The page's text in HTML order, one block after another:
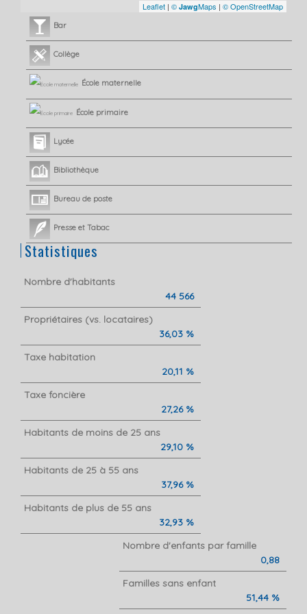
Leaflet | © JawgMaps | © OpenStreetMap
Bar
Collège
École maternelle
École primaire
Lycée
Bibliothèque
Bureau de poste
Presse et Tabac
Statistiques
Nombre d'habitants
44 566
Propriétaires (vs. locataires)
36,03 %
Taxe habitation
20,11 %
Taxe foncière
27,26 %
Habitants de moins de 25 ans
29,10 %
Habitants de 25 à 55 ans
37,96 %
Habitants de plus de 55 ans
32,93 %
Nombre d'enfants par famille
0,88
Familles sans enfant
51,44 %